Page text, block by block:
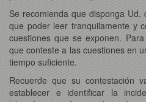
Se recomienda que disponga
que poder leer tranquilamente y
cuestiones que se exponen.
que conteste a las cuestiones en
tiempo suficiente.
Recuerde que su contestación
establecer e identificar la